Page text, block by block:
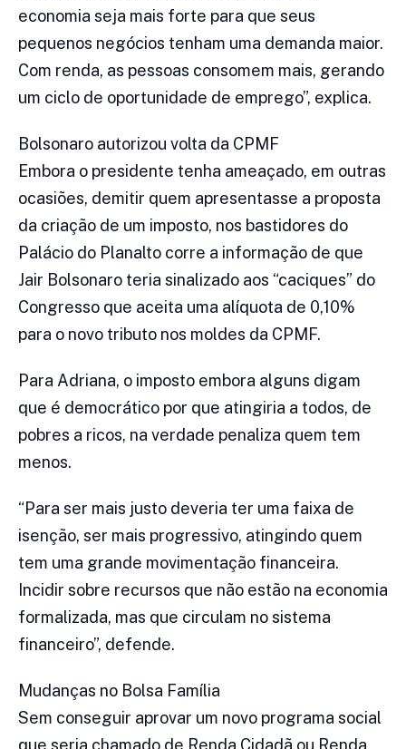
economia seja mais forte para que seus
pequenos negócios tenham uma demanda maior.
Com renda, as pessoas consomem mais, gerando
um ciclo de oportunidade de emprego”, explica.
Bolsonaro autorizou volta da CPMF
Embora o presidente tenha ameaçado, em outras
ocasiões, demitir quem apresentasse a proposta
da criação de um imposto, nos bastidores do
Palácio do Planalto corre a informação de que
Jair Bolsonaro teria sinalizado aos “caciques” do
Congresso que aceita uma alíquota de 0,10%
para o novo tributo nos moldes da CPMF.
Para Adriana, o imposto embora alguns digam
que é democrático por que atingiria a todos, de
pobres a ricos, na verdade penaliza quem tem
menos.
“Para ser mais justo deveria ter uma faixa de
isenção, ser mais progressivo, atingindo quem
tem uma grande movimentação financeira.
Incidir sobre recursos que não estão na economia
formalizada, mas que circulam no sistema
financeiro”, defende.
Mudanças no Bolsa Família
Sem conseguir aprovar um novo programa social